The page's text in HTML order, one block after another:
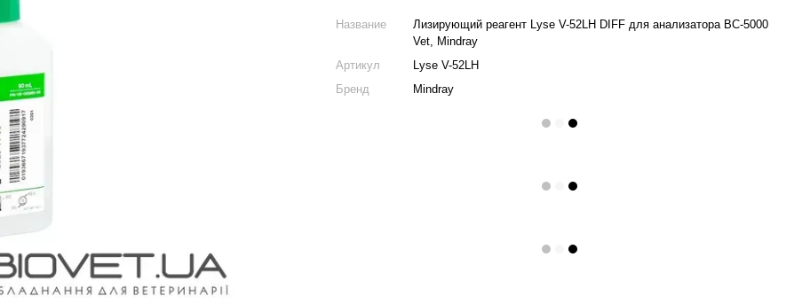
Название
Лизирующий реагент Lyse V-52LH DIFF для анализатора BC-5000
Vet, Mindray
Артикул
Lyse V-52LH
Бренд
Mindray